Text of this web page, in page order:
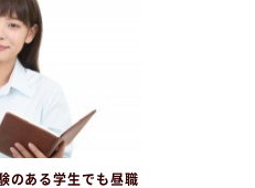
のある学生でも昼職